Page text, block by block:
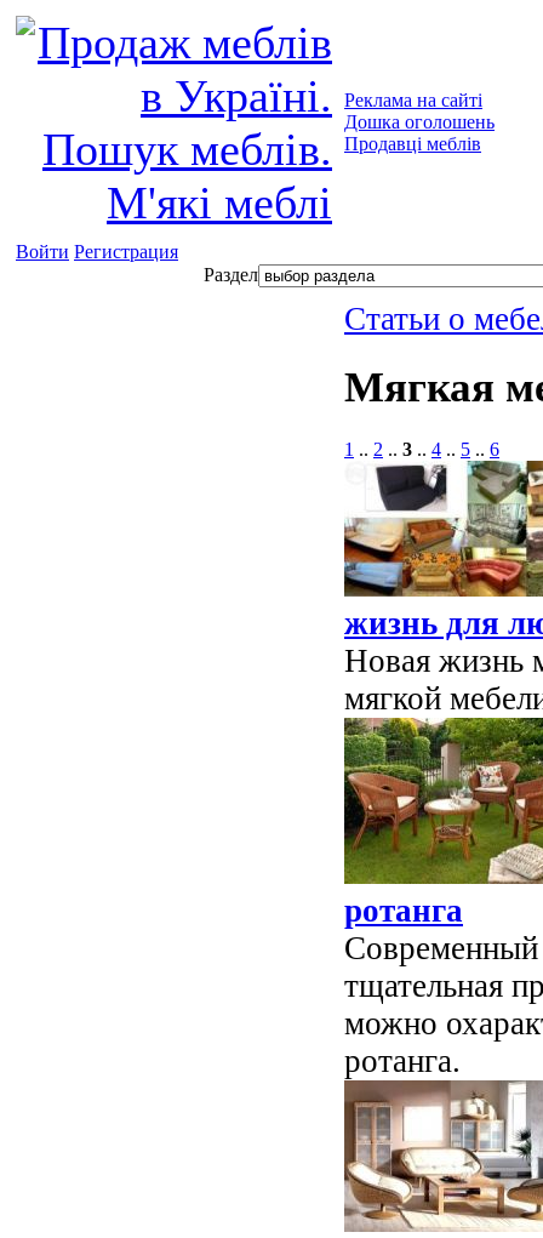
Реклама на сайті
Дошка оголошень
Продавці меблів
Войти Регистрация
Раздел
Статьи о
Мягкая
1 .. 2 .. 3 .. 4 .. 5 .. 6
жизнь для
Новая жизнь
мягкой
ротанга
Современный
тщательная
можно
ротанга.